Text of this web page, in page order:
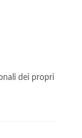
dei propri